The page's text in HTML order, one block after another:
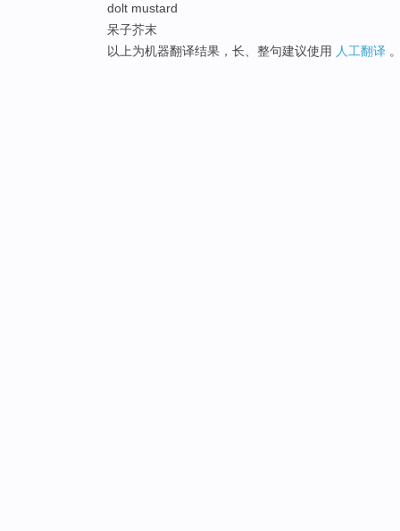
dolt mustard
呆子芥末
以上为机器翻译结果，长、整句建议使用 人工翻译